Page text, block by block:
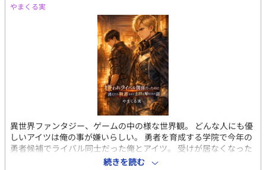
やまくる実
異世界ファンタジー、ゲームの中の様な世界観。 どんな人にも優
しいアイツは俺の事が嫌いらしい。 勇者を育成する学院で今年の
勇者候補でライバル同士だった俺とアイツ。 受けが居なくなった
事で自分の気持ちにやっと気づいた攻めが、探し出し、お持ち帰
続きを読む